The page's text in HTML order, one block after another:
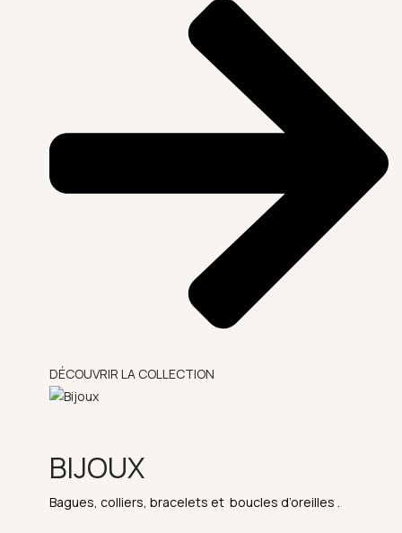
DÉCOUVRIR LA COLLECTION
BIJOUX
Bagues, colliers, bracelets et boucles d’oreilles .